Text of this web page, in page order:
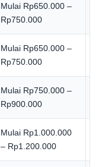
Mulai Rp650.000 –
Rp750.000
Mulai Rp650.000 –
Rp750.000
Mulai Rp750.000 –
Rp900.000
Mulai Rp1.000.000
– Rp1.200.000